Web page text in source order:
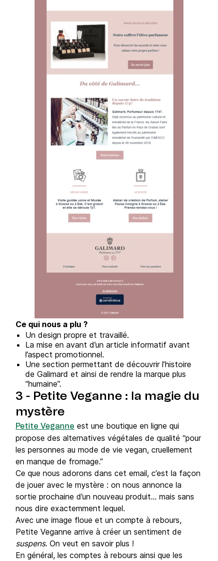
Ce qui nous a plu ?
Un design propre et travaillé.
La mise en avant d’un article informatif avant
l’aspect promotionnel.
Une section permettant de découvrir l’histoire
de Galimard et ainsi de rendre la marque plus
“humaine”.
3 - Petite Veganne : la magie du
mystère
Petite Veganne est une boutique en ligne qui
propose des alternatives végétales de qualité “pour
les personnes au mode de vie vegan, cruellement
en manque de fromage.”
Ce que nous adorons dans cet email, c’est la façon
de jouer avec le mystère : on nous annonce la
sortie prochaine d’un nouveau produit… mais sans
nous dire exactemment lequel.
Avec une image floue et un compte à rebours,
Petite Veganne arrive à créer un sentiment de
suspens. On veut en savoir plus !
En général, les comptes à rebours ainsi que les